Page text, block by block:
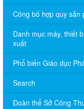
Công bố hợp quy sản
Danh mục máy, thiết
xuất
Phổ biến Giáo dục
Search
Đoàn thể Sở Công